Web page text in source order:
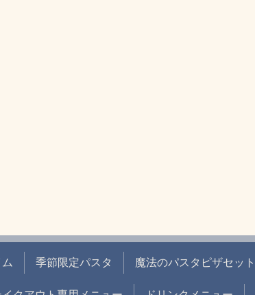
季節限定パスタ 魔法のパスタピザセット